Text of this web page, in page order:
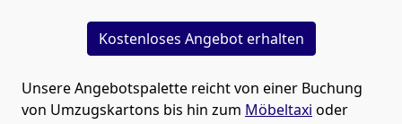
Kostenloses Angebot erhalten
Unsere Angebotspalette reicht von einer Buchung
von Umzugskartons bis hin zum Möbeltaxi oder